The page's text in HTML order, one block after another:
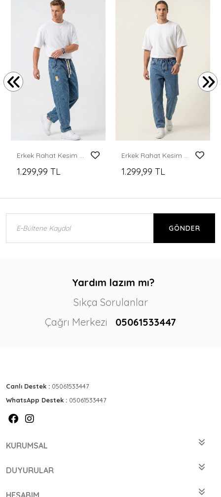
Erkek Rahat Kesim Baggy Jean Pantolon 30074 - İndigo
1.299,99 TL
Erkek Rahat Kesim Baggy Jean Pantolon 30075 - İndigo
1.299,99 TL
GÖNDER
Yardım lazım mı?
Sıkça Sorulanlar
Çağrı Merkezi
05061533447
Canlı Destek : 05061533447
WhatsApp Destek : 05061533447
KURUMSAL
DUYURULAR
HESABIM